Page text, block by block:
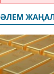
ӘЛЕМ